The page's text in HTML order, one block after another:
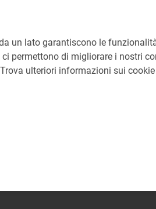
di tali
un lato garantiscono le
permettono di migliorare i nostri
ulteriori informazioni sui